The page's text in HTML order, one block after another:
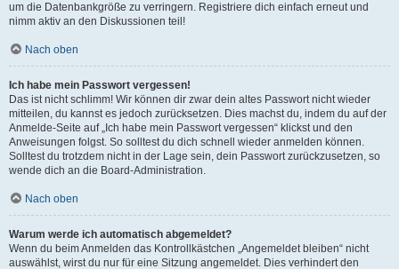
um die Datenbankgröße zu verringern. Registriere dich einfach erneut und
nimm aktiv an den Diskussionen teil!
Nach oben
Ich habe mein Passwort vergessen!
Das ist nicht schlimm! Wir können dir zwar dein altes Passwort nicht wieder
mitteilen, du kannst es jedoch zurücksetzen. Dies machst du, indem du auf der
Anmelde-Seite auf „Ich habe mein Passwort vergessen“ klickst und den
Anweisungen folgst. So solltest du dich schnell wieder anmelden können.
Solltest du trotzdem nicht in der Lage sein, dein Passwort zurückzusetzen, so
wende dich an die Board-Administration.
Nach oben
Warum werde ich automatisch abgemeldet?
Wenn du beim Anmelden das Kontrollkästchen „Angemeldet bleiben“ nicht
auswählst, wirst du nur für eine Sitzung angemeldet. Dies verhindert den